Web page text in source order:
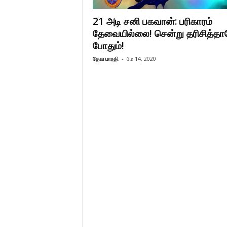
21 அடி சனி பகவான்: பரிகாரம்
தேவையில்லை! சென்று
போதும்!
தேவ பாரதி - மே 14, 2020